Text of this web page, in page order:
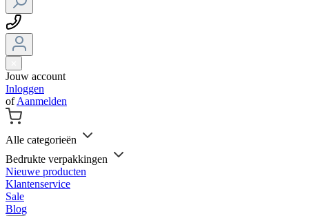
Jouw account
Inloggen
ofAanmelden
Alle categorieën
Bedrukte verpakkingen
Nieuwe producten
Klantenservice
Sale
Blog